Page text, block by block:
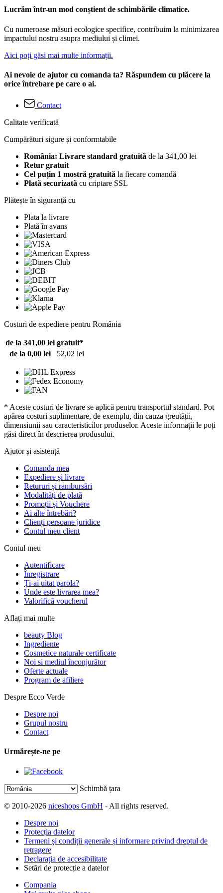
Lucrăm într-un mod conștient de schimbările climatice.
Cu numeroase măsuri ecologice specifice, contribuim la minimizarea
impactului nostru asupra mediului și climei.
Aici poți găsi mai multe informații.
Ai nevoie de ajutor cu comanda ta? Răspundem cu plăcere la
orice întrebare pe care o ai.
Contact
Calitate verificată
Cumpărături sigure și conformtabile
România: Livrare standard gratuită de la 341,00 lei
Retur gratuit
Cel puțin 1 mostră gratuită la fiecare comandă
Plată securizată cu criptare SSL
Plătește în siguranță cu
Plata la livrare
Plată în avans
Costuri de expediere pentru România
de la 341,00 lei gratuit*
de la 0,00 lei
52,02 lei
* Aceste costuri de livrare se aplică pentru transportul standard. Pot
apărea costuri suplimentare, de exemplu, din cauza greutății,
dimensiunii sau caracteristicilor produselor. Aceste informații le poți
găsi direct în descrierea produsului.
Ajutor și asistență
Comanda mea
Expediere și livrare
Retururi și rambursări
Modalități de plată
Promoții și Vouchere
Ai alte întrebări?
Clienți persoane juridice
Contul meu client
Contul meu
Autentificare
Înregistrare
Ți-ai uitat parola?
Unde este livrarea mea?
Valorifică voucherul
Aflați mai multe
beauty Blog
Ingrediente
Cosmetice naturale certificate
Noi si mediul înconjurător
Oferte actuale
Program de afiliere
Despre Ecco Verde
Despre noi
Grupul nostru
Contact
Urmărește-ne pe
Schimbă țara
© 2010-2026 niceshops GmbH - All rights reserved.
Despre noi
Protecția datelor
Termeni și condiții generale și informare privind dreptul de
retragere
Declarația de accesibilitate
Setări de protecție a datelor
Compania